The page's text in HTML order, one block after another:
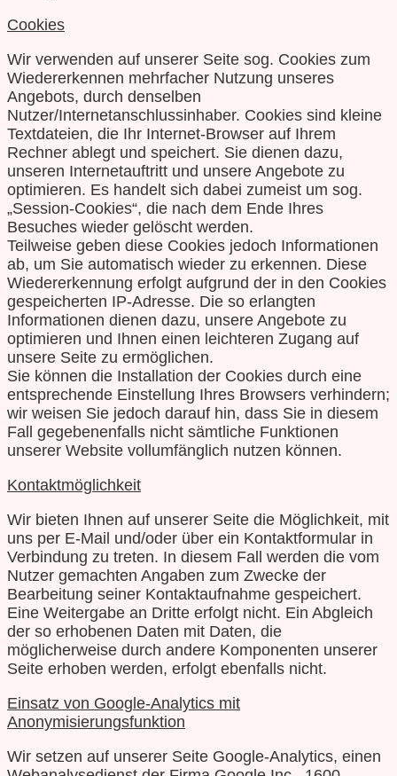
Cookies
Wir verwenden auf unserer Seite sog. Cookies zum
Wiedererkennen mehrfacher Nutzung unseres
Angebots, durch denselben
Nutzer/Internetanschlussinhaber. Cookies sind kleine
Textdateien, die Ihr Internet-Browser auf Ihrem
Rechner ablegt und speichert. Sie dienen dazu,
unseren Internetauftritt und unsere Angebote zu
optimieren. Es handelt sich dabei zumeist um sog.
„Session-Cookies“, die nach dem Ende Ihres
Besuches wieder gelöscht werden.
Teilweise geben diese Cookies jedoch Informationen
ab, um Sie automatisch wieder zu erkennen. Diese
Wiedererkennung erfolgt aufgrund der in den Cookies
gespeicherten IP-Adresse. Die so erlangten
Informationen dienen dazu, unsere Angebote zu
optimieren und Ihnen einen leichteren Zugang auf
unsere Seite zu ermöglichen.
Sie können die Installation der Cookies durch eine
entsprechende Einstellung Ihres Browsers verhindern;
wir weisen Sie jedoch darauf hin, dass Sie in diesem
Fall gegebenenfalls nicht sämtliche Funktionen
unserer Website vollumfänglich nutzen können.
Kontaktmöglichkeit
Wir bieten Ihnen auf unserer Seite die Möglichkeit, mit
uns per E-Mail und/oder über ein Kontaktformular in
Verbindung zu treten. In diesem Fall werden die vom
Nutzer gemachten Angaben zum Zwecke der
Bearbeitung seiner Kontaktaufnahme gespeichert.
Eine Weitergabe an Dritte erfolgt nicht. Ein Abgleich
der so erhobenen Daten mit Daten, die
möglicherweise durch andere Komponenten unserer
Seite erhoben werden, erfolgt ebenfalls nicht.
Einsatz von Google-Analytics mit
Anonymisierungsfunktion
Wir setzen auf unserer Seite Google-Analytics, einen